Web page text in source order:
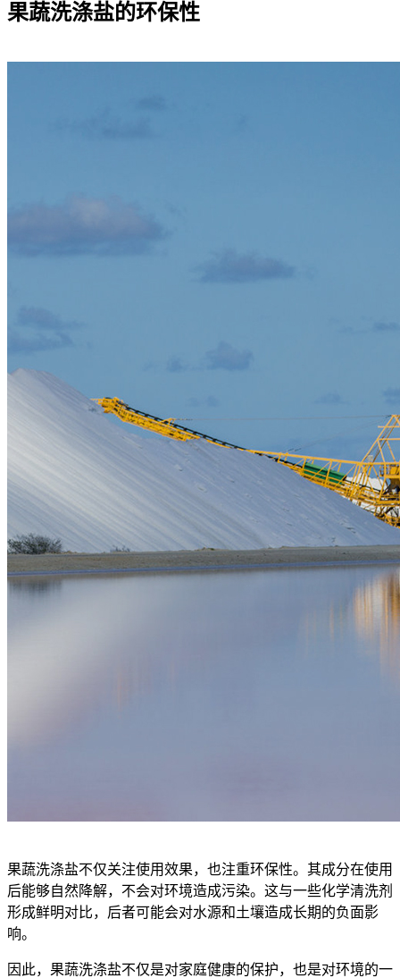
果蔬洗涤盐的环保性
果蔬洗涤盐不仅关注使用效果，也注重环保性。其成分在使用
后能够自然降解，不会对环境造成污染。这与一些化学清洗剂
形成鲜明对比，后者可能会对水源和土壤造成长期的负面影
响。
因此，果蔬洗涤盐不仅是对家庭健康的保护，也是对环境的一